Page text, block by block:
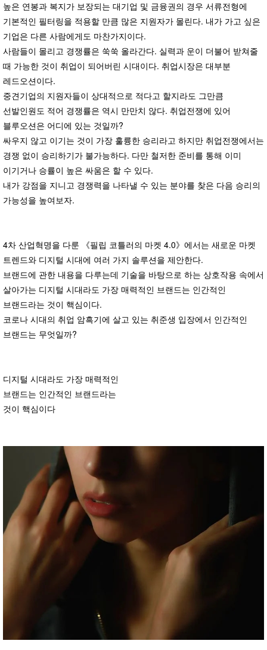
높은 연봉과 복지가 보장되는 대기업 및 금융권의 경우 서류전형에
기본적인 필터링을 적용할 만큼 많은 지원자가 몰린다. 내가 가고 싶은
기업은 다른 사람에게도 마찬가지이다.
사람들이 몰리고 경쟁률은 쑥쑥 올라간다. 실력과 운이 더불어 받쳐줄
때 가능한 것이 취업이 되어버린 시대이다. 취업시장은 대부분
레드오션이다.
중견기업의 지원자들이 상대적으로 적다고 할지라도 그만큼
선발인원도 적어 경쟁률은 역시 만만치 않다. 취업전쟁에 있어
블루오션은 어디에 있는 것일까?
싸우지 않고 이기는 것이 가장 훌륭한 승리라고 하지만 취업전쟁에서는
경쟁 없이 승리하기가 불가능하다. 다만 철저한 준비를 통해 이미
이기거나 승률이 높은 싸움은 할 수 있다.
내가 강점을 지니고 경쟁력을 나타낼 수 있는 분야를 찾은 다음 승리의
가능성을 높여보자.
4차 산업혁명을 다룬 《필립 코틀러의 마켓 4.0》에서는 새로운 마켓
트렌드와 디지털 시대에 여러 가지 솔루션을 제안한다.
브랜드에 관한 내용을 다루는데 기술을 바탕으로 하는 상호작용 속에서
살아가는 디지털 시대라도 가장 매력적인 브랜드는 인간적인
브랜드라는 것이 핵심이다.
코로나 시대의 취업 암흑기에 살고 있는 취준생 입장에서 인간적인
브랜드는 무엇일까?
디지털 시대라도 가장 매력적인
브랜드는 인간적인 브랜드라는
것이 핵심이다